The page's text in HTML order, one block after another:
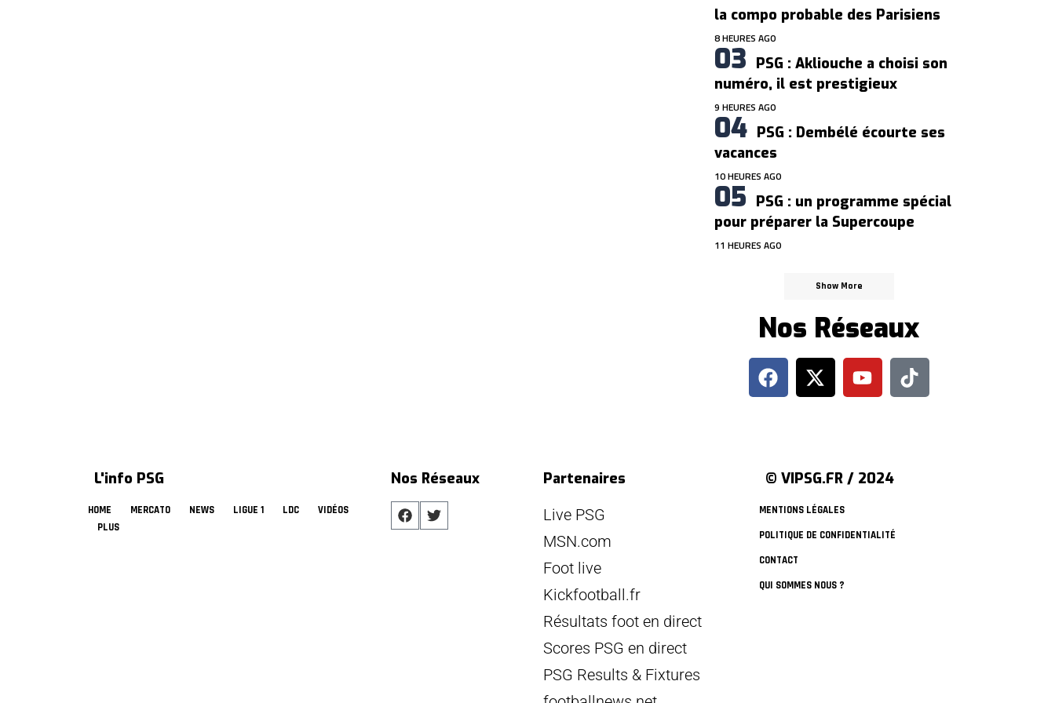
la compo probable des Parisiens
8 HEURES AGO
PSG : Akliouche a choisi son
numéro, il est prestigieux
9 HEURES AGO
PSG : Dembélé écourte ses
vacances
10 HEURES AGO
PSG : un programme spécial
pour préparer la Supercoupe
11 HEURES AGO
Show More
Nos Réseaux
L'info PSG
HOME MERCATO NEWS LIGUE 1 LDC
VIDÉOS
PLUS
Nos Réseaux
Partenaires
Live PSG
MSN.com
Foot live
Kickfootball.fr
Résultats foot en direct
Scores PSG en direct
PSG Results & Fixtures
© VIPSG.FR / 2024
MENTIONS LÉGALES
POLITIQUE DE CONFIDENTIALITÉ
CONTACT
QUI SOMMES NOUS ?